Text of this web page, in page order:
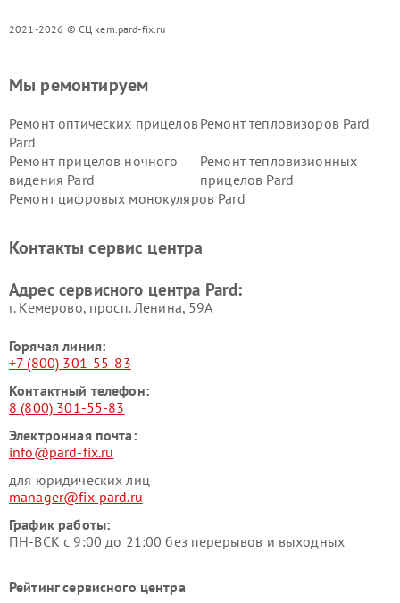
2021-2026 © СЦ kem.pard-fix.ru
Мы ремонтируем
Ремонт оптических прицелов
Pard
Ремонт тепловизоров Pard
Ремонт прицелов ночного
видения Pard
Ремонт тепловизионных
прицелов Pard
Ремонт цифровых монокуляров Pard
Контакты сервис центра
Адрес сервисного центра Pard:
г. Кемерово, просп. Ленина, 59А
Горячая линия:
+7 (800) 301-55-83
Контактный телефон:
8 (800) 301-55-83
Электронная почта:
info@pard-fix.ru
для юридических лиц
manager@fix-pard.ru
График работы:
ПН-ВСК с 9:00 до 21:00 без перерывов и выходных
Рейтинг сервисного центра